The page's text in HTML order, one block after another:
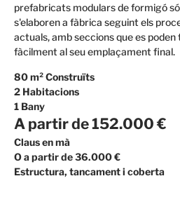
prefabricats modulars de formigó
s'elaboren a fàbrica seguint els
actuals, amb seccions que es
fàcilment al seu emplaçament final.
80 m² Construïts
2 Habitacions
1 Bany
A partir de 152.000 €
Claus en mà
O a partir de 36.000 €
Estructura, tancament i coberta